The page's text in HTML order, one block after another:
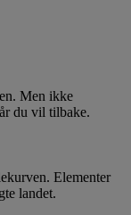
Men ikke
du vil tilbake.
Elementer
landet.